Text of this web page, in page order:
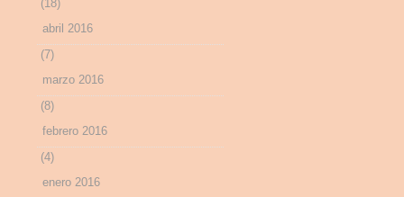
(18)
abril 2016
(7)
marzo 2016
(8)
febrero 2016
(4)
enero 2016